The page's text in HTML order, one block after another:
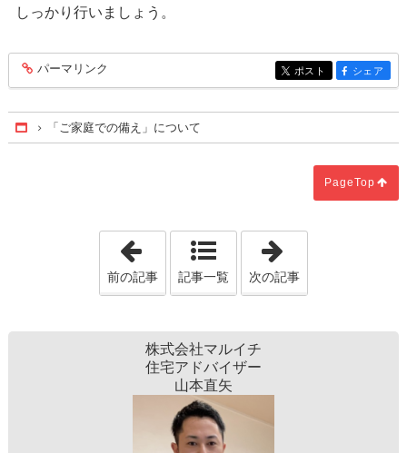
しっかり行いましょう。
entry265
パーマリンク entry265
ポスト entry265
シェア
Home「ご家庭での備え」について
PageTop
「家を建てる前に良いハウスメーカーを
前の記事 記事一覧 次の記事
株式会社マルイチ
住宅アドバイザー
山本直矢